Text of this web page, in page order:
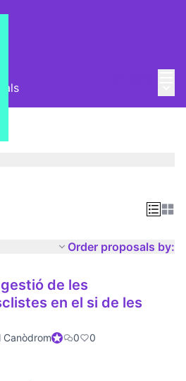
Order proposals by:
de les
en el si de les
CanòdromOfficial participant
0 0